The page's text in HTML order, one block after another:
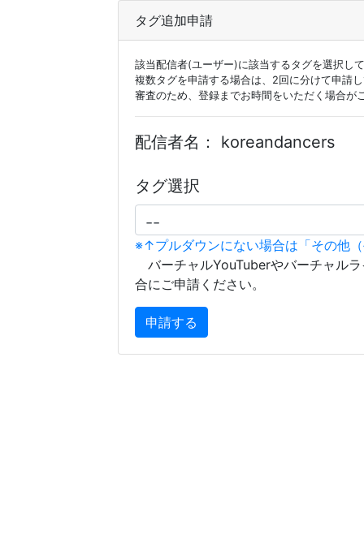
タグ追加申請
該当配信者(ユーザー)に該当するタグを選択し
複数タグを申請する場合は、2回に分けて申請
審査のため、登録までお時間をいただく場合が
配信者名： koreandancers
タグ選択
※↑プルダウンにない場合は「その他
バーチャルYouTuberやバーチャル
合にご申請ください。
申請する